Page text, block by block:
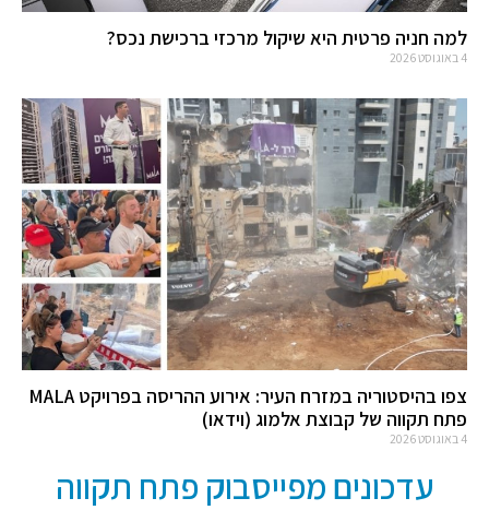
למה חניה פרטית היא שיקול מרכזי ברכישת נכס?
4 באוגוסט 2026
צפו בהיסטוריה במזרח העיר: אירוע ההריסה בפרויקט MALA
פתח תקווה של קבוצת אלמוג (וידאו)
4 באוגוסט 2026
עדכונים מפייסבוק פתח תקווה